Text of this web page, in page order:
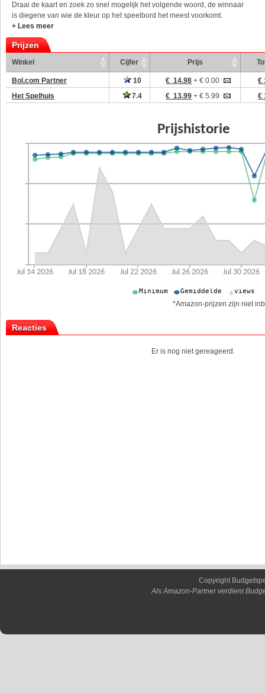
Draai de kaart en zoek zo snel mogelijk het volgende woord, de winnaar
is diegene van wie de kleur op het speelbord het meest voorkomt.
+ Lees meer
Prijzen
Winkel Cijfer Prijs
Bol.com Partner 10 € 14.98 + € 0.00
€
Het Spelhuis
7.4 € 13.99 + € 5.99 €
*Amazon-prijzen zijn niet
Reacties
Er is nog niet gereageerd.
Copyright
Als Amazon-Partner verdient